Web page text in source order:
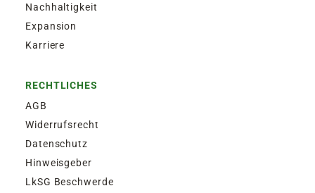
Nachhaltigkeit
Expansion
Karriere
RECHTLICHES
AGB
Widerrufsrecht
Datenschutz
Hinweisgeber
LkSG Beschwerde